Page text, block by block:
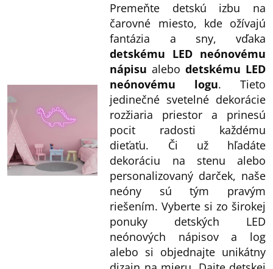
v
k
y
v
ý
p
Premeňte detskú izbu na
čarovné miesto, kde ožívajú
fantázia a sny, vďaka
detskému LED neónovému
nápisu alebodetskému LED
neónovému logu. Tieto
jedinečné svetelné dekorácie
rozžiaria priestor a prinesú
pocit radosti každému
dieťaťu. Či už hľadáte
dekoráciu na stenu alebo
personalizovaný darček, naše
neóny sú tým pravým
riešením. Vyberte si zo širokej
ponuky detských LED
neónových nápisov a log
alebo si objednajte unikátny